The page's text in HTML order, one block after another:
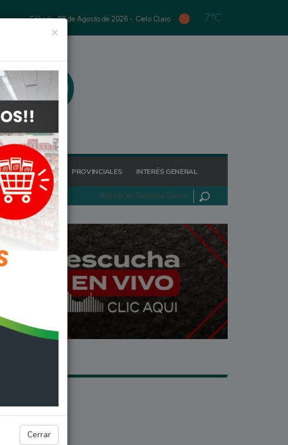
Sábado, 08 de Agosto de 2026 - Cielo Claro 7°C
REGIONALES PROVINCIALES INTERÉS GENERAL
×
Cerrar